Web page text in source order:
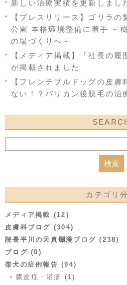
新しい治療実績を更新しまし
【プレスリリース】ゴリラ
公園 本格環境整備に着手 ～
の場づくりへ～
【メディア掲載】「社長の
が掲載されました
【フレンチブルドッグの皮膚
ない！？バリカン後脱毛の治
カテゴリ
メディア掲載 (12)
皮膚科ブログ (304)
院長平川の天真爛漫ブログ (238)
ブログ (0)
柴犬の症例報告 (94)
膿皮症・湿疹 (1)